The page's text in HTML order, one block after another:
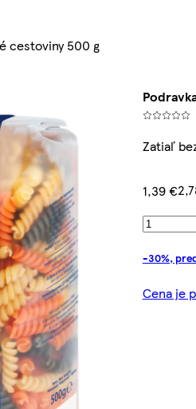
cestoviny 500 g
Zatiaľ
1,39 €
-30%,
Cena je